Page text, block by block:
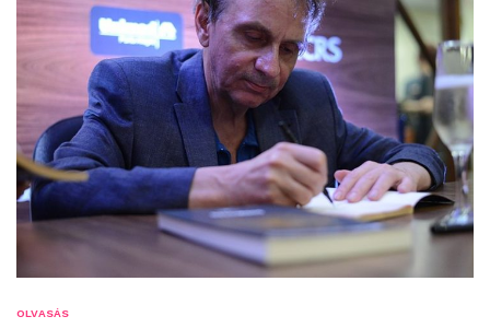
OLVASÁS